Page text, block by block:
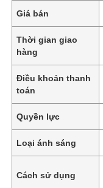
Giá bán
Thời gian giao
hàng
Điều khoản thanh
toán
Quyền lực
Loại ánh sáng
Cách sử dụng